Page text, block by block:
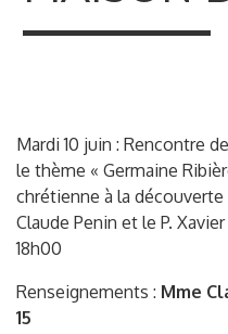
Mardi 10 juin : Rencontre
le thème « Germaine
chrétienne à la
Claude Penin et le P.
18h00
Renseignements : Mme
15